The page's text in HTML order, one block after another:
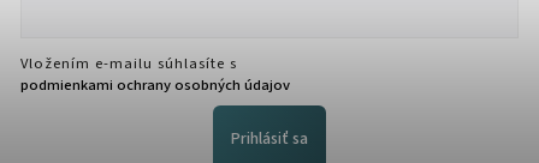
Vložením e-mailu súhlasíte s
podmienkami ochrany osobných údajov
Prihlásiť sa